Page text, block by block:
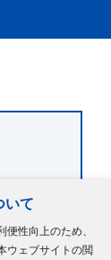
いて
性向上のため、
ウェブサイトの閲